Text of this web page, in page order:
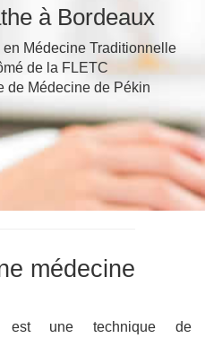
à Bordeaux
Médecine Traditionnelle
de la FLETC
de Médecine de Pékin
médecine
est une technique de